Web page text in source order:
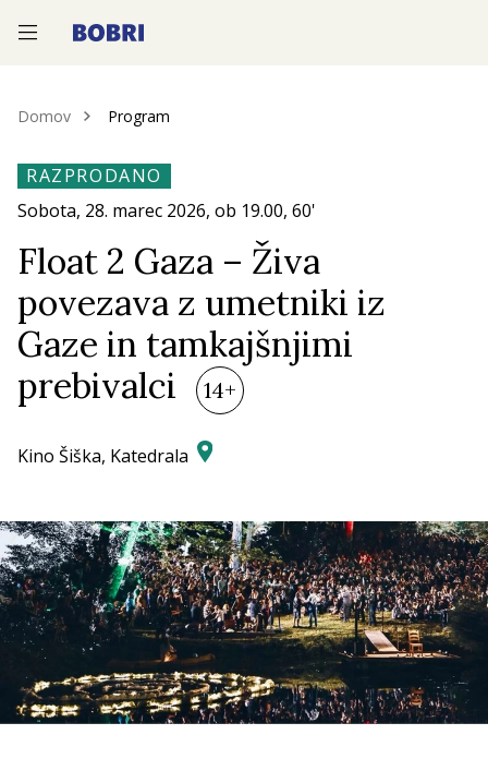
—
—
—
Domov Program
RAZPRODANO
Sobota, 28. marec 2026, ob 19.00, 60'
Float 2 Gaza – Živa
povezava z umetniki iz
Gaze in tamkajšnjimi
prebivalci
14+
Kino Šiška, Katedrala